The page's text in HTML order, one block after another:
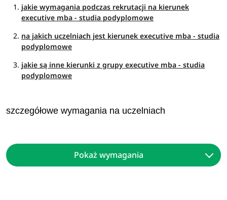
jakie wymagania podczas rekrutacji na kierunek
executive mba - studia podyplomowe
na jakich uczelniach jest kierunek executive mba - studia
podyplomowe
jakie są inne kierunki z grupy executive mba - studia
podyplomowe
szczegółowe wymagania na uczelniach
Pokaż wymagania